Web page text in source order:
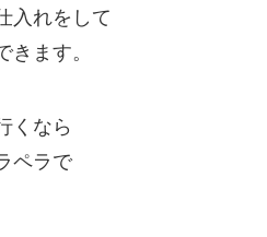
入れをして
ます。
くなら
ペラで